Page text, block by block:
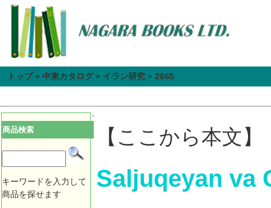
トップ» 中東カタログ» イラン研究 » 2665
商品検索
キーワードを入力して
商品を探せます
【ここから本文】
Saljuqeyan va